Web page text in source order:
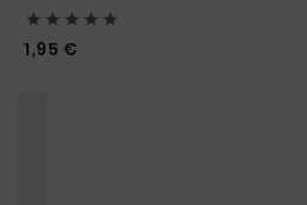
    
1,95 €